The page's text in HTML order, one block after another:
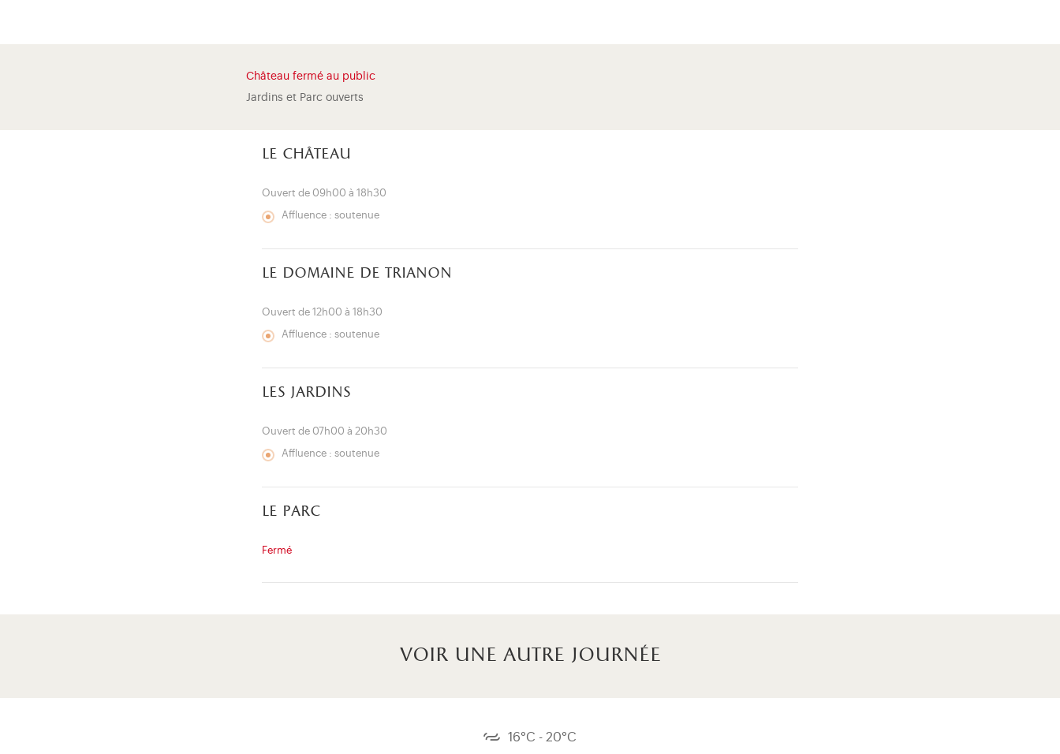
Château fermé au public
Jardins et Parc ouverts
le château
Ouvert de 09h00 à 18h30
Affluence : soutenue
le domaine de trianon
Ouvert de 12h00 à 18h30
Affluence : soutenue
les jardins
Ouvert de 07h00 à 20h30
Affluence : soutenue
le parc
Fermé
voir une autre journée
16°C - 20°C